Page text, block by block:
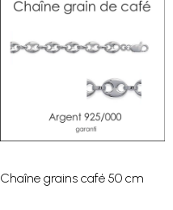
Chaîne grains café 50 cm